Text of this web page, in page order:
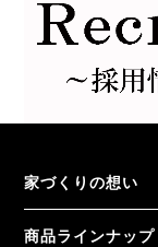
家づくりの想い
商品ラインナップ